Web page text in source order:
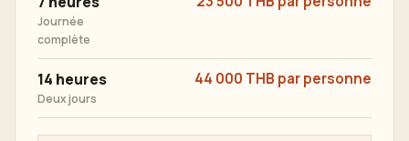
Journée
complète
14 heures
Deux jours
44 000 THB par personne